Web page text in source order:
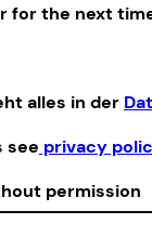
for the next
alles in der
see privacy
permission